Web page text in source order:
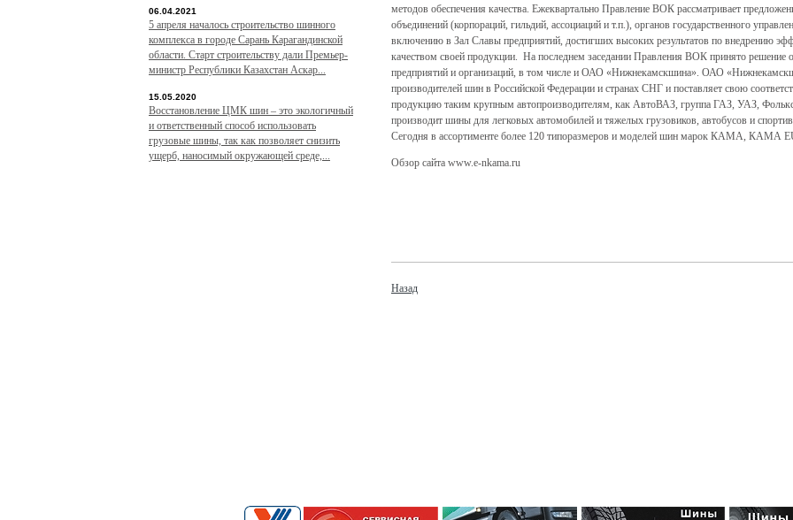
методов обеспечения качества. Ежеквартально Правление ВОК рассматривает
объединений (корпораций, гильдий, ассоциаций и т.п.), органов государственного
включению в Зал Славы предприятий, достигших высоких результатов по внедрению
качеством своей продукции. На последнем заседании Правления ВОК принято
предприятий и организаций, в том числе и ОАО «Нижнекамскшина». ОАО
производителей шин в Российской Федерации и странах СНГ и поставляет свою
продукцию таким крупным автопроизводителям, как АвтоВАЗ, группа ГАЗ, УАЗ,
производит шины для легковых автомобилей и тяжелых грузовиков, автобусов и
Сегодня в ассортименте более 120 типоразмеров и моделей шин марок КАМА, КАМА
Обзор сайта www.e-nkama.ru
Назад
06.04.2021
5 апреля началось строительство шинного
комплекса в городе Сарань Карагандинской
области. Старт строительству дали Премьер-
министр Республики Казахстан Аскар...
15.05.2020
Восстановление ЦМК шин – это экологичный
и ответственный способ использовать
грузовые шины, так как позволяет снизить
ущерб, наносимый окружающей среде,...